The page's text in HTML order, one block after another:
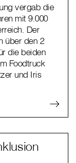
vergab die
mit 9.000
Der
über den 2
die beiden
Foodtruck
und Iris